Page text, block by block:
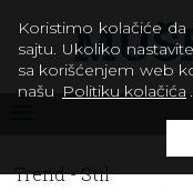
Trend -Stil
Koristimo kolačiće
sajtu. Ukoliko
sa korišćenjem web
našu Politiku kolačića .